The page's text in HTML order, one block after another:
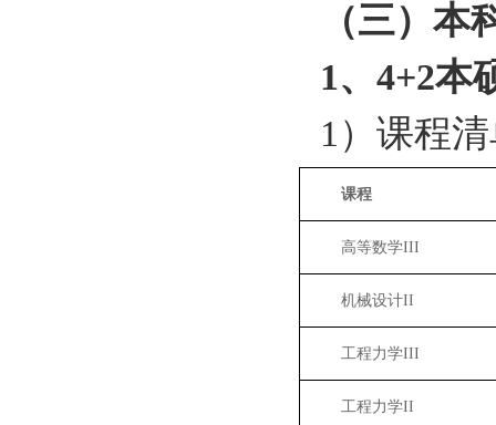
（三）
1、 4+2本
1 ）课程
课程
高等数学III
机械设计II
工程力学III
工程力学II